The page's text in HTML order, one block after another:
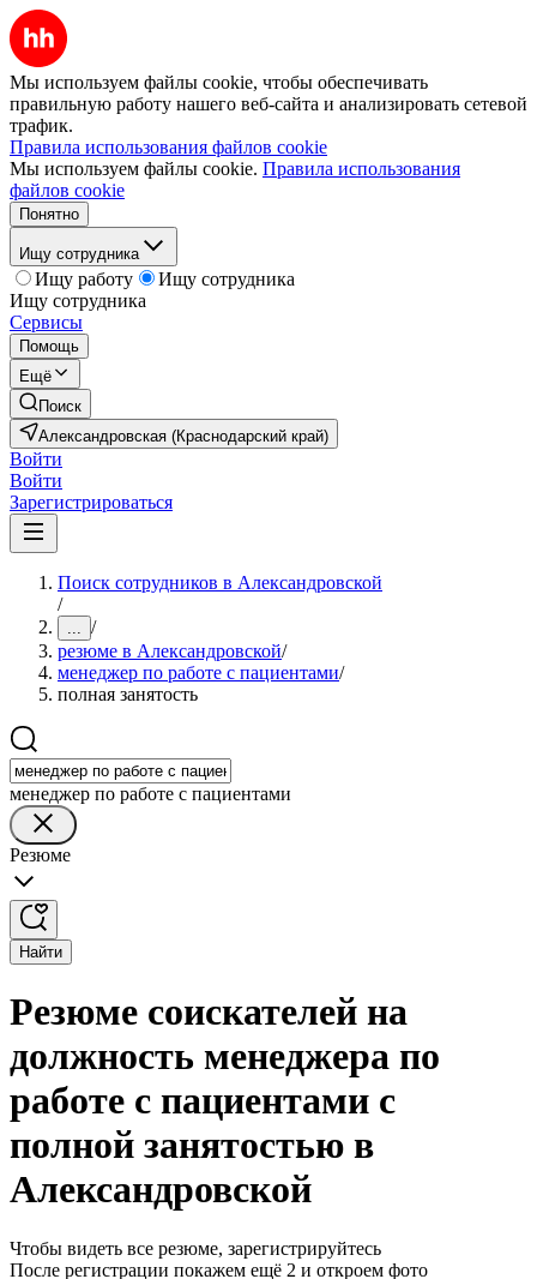
Мы используем файлы cookie, чтобы обеспечивать
правильную работу нашего веб-сайта и анализировать сетевой
трафик.
Правила использования файлов cookie
Мы используем файлы cookie. Правила использования
файлов cookie
Понятно
Ищу сотрудника
Ищу работу
Ищу сотрудника
Ищу сотрудника
Сервисы
Помощь
Ещё
Поиск
Александровская (Краснодарский край)
Войти
Войти
Зарегистрироваться
Поиск сотрудников в Александровской
/
... /
резюме в Александровской/
менеджер по работе с пациентами/
полная занятость
менеджер по работе с пациентами
Резюме
Найти
Резюме соискателей на
должность менеджера по
работе с пациентами с
полной занятостью в
Александровской
Чтобы видеть все резюме, зарегистрируйтесь
После регистрации покажем ещё 2 и откроем фото